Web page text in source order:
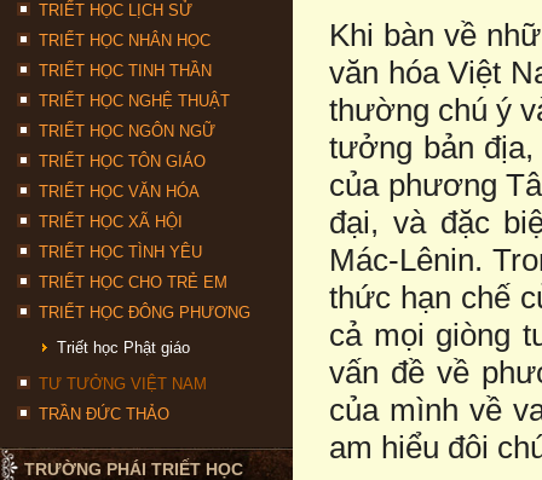
TRIẾT HỌC LỊCH SỬ
TRIẾT HỌC NHÂN HỌC
TRIẾT HỌC TINH THẦN
TRIẾT HỌC NGHỆ THUẬT
TRIẾT HỌC NGÔN NGỮ
TRIẾT HỌC TÔN GIÁO
TRIẾT HỌC VĂN HÓA
TRIẾT HỌC XÃ HỘI
TRIẾT HỌC TÌNH YÊU
TRIẾT HỌC CHO TRẺ EM
TRIẾT HỌC ĐÔNG PHƯƠNG
Triết học Phật giáo
TƯ TƯỞNG VIỆT NAM
TRẦN ĐỨC THẢO
TRƯỜNG PHÁI TRIẾT HỌC
Khi bàn về
văn hóa Việt
thường chú ý
tưởng bản
của phương
đại, và đặc
Mác-Lênin.
thức hạn chế
cả mọi giòng
vấn đề về
của mình về
am hiểu đôi